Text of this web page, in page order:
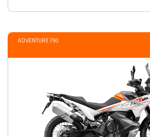
ADVENTURE 790